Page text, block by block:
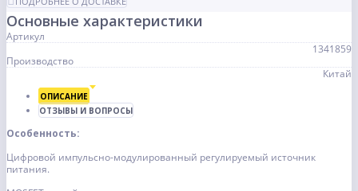
Основные характеристики
Артикул
1341859
Производство
Китай
ОПИСАНИЕ
ОТЗЫВЫ И ВОПРОСЫ
Особенность:
Цифровой импульсно-модулированный регулируемый источник
питания.